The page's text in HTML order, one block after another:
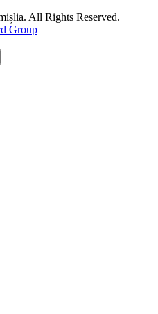
All Rights Reserved.
Group